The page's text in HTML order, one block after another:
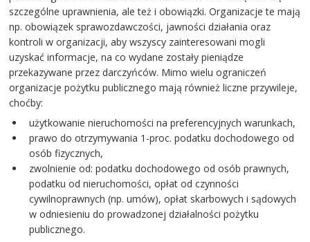
szczególne uprawnienia, ale też i obowiązki. Organizacje te mają
np. obowiązek sprawozdawczości, jawności działania oraz
kontroli w organizacji, aby wszyscy zainteresowani mogli
uzyskać informacje, na co wydane zostały pieniądze
przekazywane przez darczyńców. Mimo wielu ograniczeń
organizacje pożytku publicznego mają również liczne przywileje,
choćby:
użytkowanie nieruchomości na preferencyjnych warunkach,
prawo do otrzymywania 1-proc. podatku dochodowego od
osób fizycznych,
zwolnienie od: podatku dochodowego od osób prawnych,
podatku od nieruchomości, opłat od czynności
cywilnoprawnych (np. umów), opłat skarbowych i sądowych
w odniesieniu do prowadzonej działalności pożytku
publicznego.